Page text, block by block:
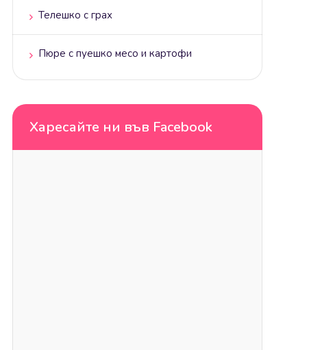
Телешко с грах
Пюре с пуешко месо и картофи
Харесайте ни във Facebook